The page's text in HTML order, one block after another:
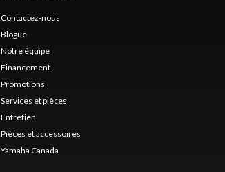
Contactez-nous
Blogue
Notre équipe
Financement
Promotions
Services et pièces
Entretien
Pièces et accessoires
Yamaha Canada